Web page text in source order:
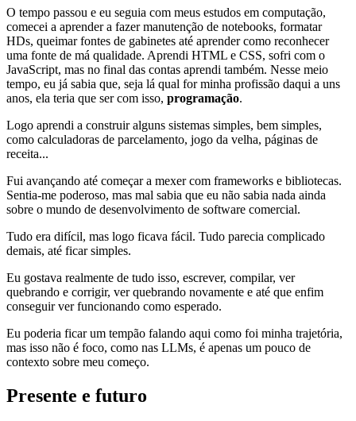
O tempo passou e eu seguia com meus estudos em computação,
comecei a aprender a fazer manutenção de notebooks, formatar
HDs, queimar fontes de gabinetes até aprender como reconhecer
uma fonte de má qualidade. Aprendi HTML e CSS, sofri com o
JavaScript, mas no final das contas aprendi também. Nesse meio
tempo, eu já sabia que, seja lá qual for minha profissão daqui a uns
anos, ela teria que ser com isso, programação.
Logo aprendi a construir alguns sistemas simples, bem simples,
como calculadoras de parcelamento, jogo da velha, páginas de
receita...
Fui avançando até começar a mexer com frameworks e bibliotecas.
Sentia-me poderoso, mas mal sabia que eu não sabia nada ainda
sobre o mundo de desenvolvimento de software comercial.
Tudo era difícil, mas logo ficava fácil. Tudo parecia complicado
demais, até ficar simples.
Eu gostava realmente de tudo isso, escrever, compilar, ver
quebrando e corrigir, ver quebrando novamente e até que enfim
conseguir ver funcionando como esperado.
Eu poderia ficar um tempão falando aqui como foi minha trajetória,
mas isso não é foco, como nas LLMs, é apenas um pouco de
contexto sobre meu começo.
Presente e futuro